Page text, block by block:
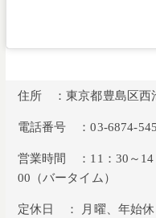
住所 ：東京都豊島区西
電話番号 ：03-6874-
営業時間 ：11：30～14
00（バータイム）
定休日 ： 月曜、年始休